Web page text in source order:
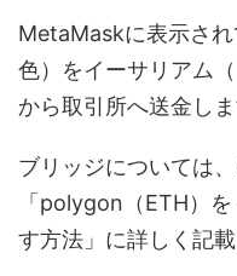
MetaMaskに表示さ
色）をイーサリアム
から取引所へ送金しま
ブリッジについては
「polygon（ETH）
す方法」に詳しく記載